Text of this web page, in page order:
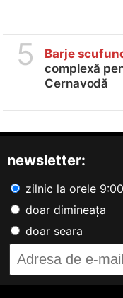
5 Barje
complexă
Cernavodă
newsletter:
zilnic la orele
doar dimineața
doar seara